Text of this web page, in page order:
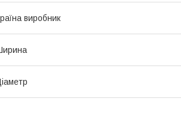
виробник